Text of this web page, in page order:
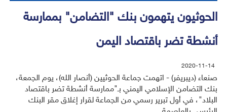
الحوثيون يتهمون بنك "التضامن" بممارسة
أنشطة تضر باقتصاد اليمن
2020-11-14
صنعاء (ديبريفر) - اتهمت جماعة الحوثيين (أنصار الله)، يوم الجمعة،
بنك التضامن الإسلامي اليمني بـ"ممارسة أنشطة تضر باقتصاد
البلاد"، في أول تبرير رسمي من الجماعة لقرار إغلاق مقر البنك